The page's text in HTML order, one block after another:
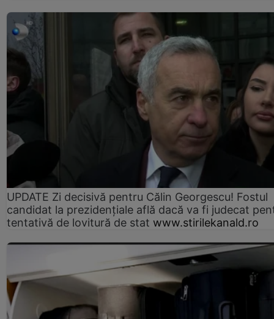
UPDATE Zi decisivă pentru Călin Georgescu! Fostul
candidat la prezidențiale află dacă va fi judecat
tentativă de lovitură de stat www.stirilekanald.ro